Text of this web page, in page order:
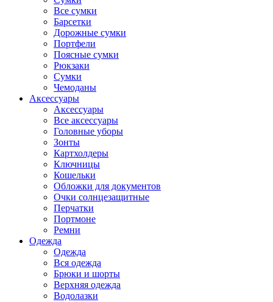
Все сумки
Барсетки
Дорожные сумки
Портфели
Поясные сумки
Рюкзаки
Сумки
Чемоданы
Аксессуары
Аксессуары
Все аксессуары
Головные уборы
Зонты
Картхолдеры
Ключницы
Кошельки
Обложки для документов
Очки солнцезащитные
Перчатки
Портмоне
Ремни
Одежда
Одежда
Вся одежда
Брюки и шорты
Верхняя одежда
Водолазки